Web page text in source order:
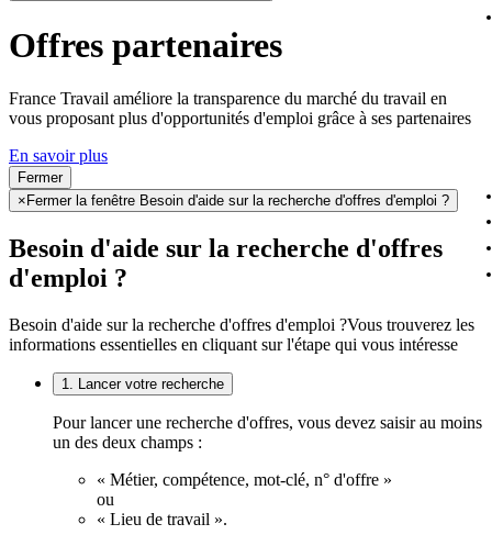
Offres partenaires
France Travail améliore la transparence du marché du travail en
vous proposant plus d'opportunités d'emploi grâce à ses partenaires
En savoir plus
Fermer
× Fermer la fenêtre Besoin d'aide sur la recherche d'offres d'emploi ?
Besoin d'aide sur la recherche d'offres
d'emploi ?
Besoin d'aide sur la recherche d'offres d'emploi ?Vous trouverez les
informations essentielles en cliquant sur l'étape qui vous intéresse
1. Lancer votre recherche
Pour lancer une recherche d'offres, vous devez saisir au moins
un des deux champs :
« Métier, compétence, mot-clé, n° d'offre »
ou
« Lieu de travail ».